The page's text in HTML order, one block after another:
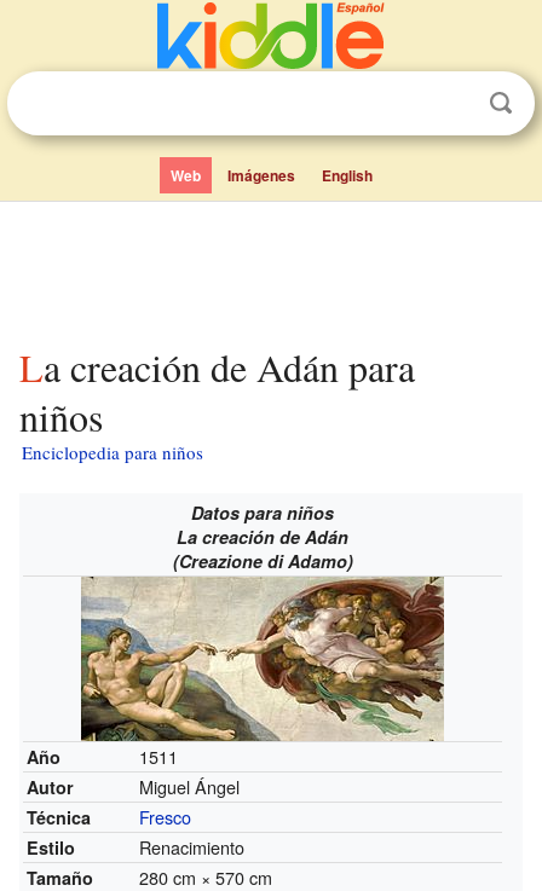
Web Imágenes English
La creación de Adán para
niños
Enciclopedia para niños
Datos para niños
La creación de Adán
(Creazione di Adamo)
Año 1511
Autor Miguel Ángel
Técnica Fresco
Estilo Renacimiento
Tamaño 280 cm × 570 cm